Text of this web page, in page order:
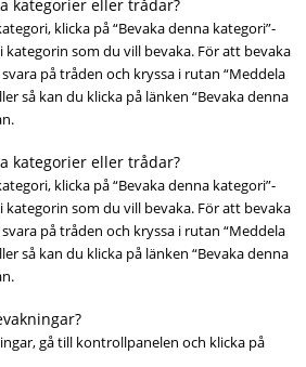
kategorier eller trådar?
klicka på “Bevaka denna kategori”-
som du vill bevaka. För att bevaka
på tråden och kryssa i rutan “Meddela
så kan du klicka på länken “Bevaka denna
kategorier eller trådar?
klicka på “Bevaka denna kategori”-
som du vill bevaka. För att bevaka
på tråden och kryssa i rutan “Meddela
så kan du klicka på länken “Bevaka denna
gå till kontrollpanelen och klicka på